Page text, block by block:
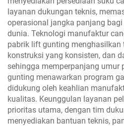
layanan dukungan teknis,
operasional jangka panjang
dunia. Teknologi manufaktur
pabrik lift gunting menghasilkan
konstruksi yang konsisten, dan
sehingga memperpanjang umur
gunting menawarkan program
didukung oleh keahlian
kualitas. Keunggulan layanan
prioritas utama, dengan tim
menyediakan bantuan teknis,